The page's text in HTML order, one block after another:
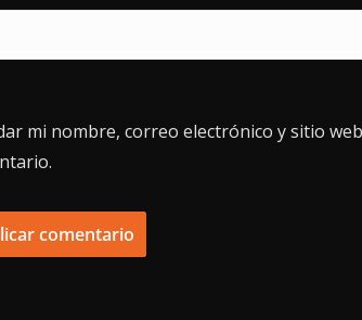
mi nombre, correo electrónico y sitio